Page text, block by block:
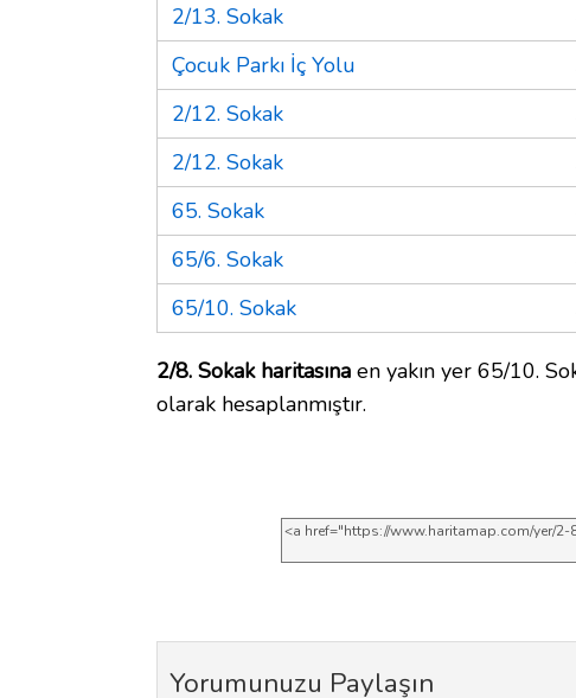
2/13. Sokak
Çocuk Parkı İç Yolu
2/12. Sokak
2/12. Sokak
65. Sokak
65/6. Sokak
65/10. Sokak
2/8. Sokak haritasına en yakın yer 65/10.
olarak hesaplanmıştır.
Yorumunuzu Paylaşın